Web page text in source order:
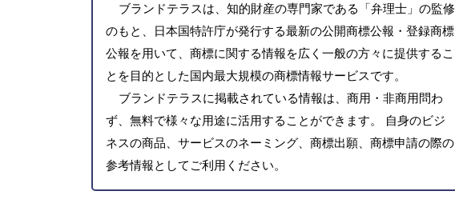
ブランドテラスは、知的財産の専門家である「弁理士」の監修
のもと、日本国特許庁が発行する最新の公開商標公報・登録商標
公報を用いて、商標に関する情報を広く一般の方々に提供するこ
とを目的とした国内最大規模の商標情報サービスです。
ブランドテラスに掲載されている情報は、商用・非商用問わ
ず、無料で様々な用途に活用することができます。 自身のビジ
ネスの商品、サービスのネーミング、商標出願、商標申請の際の
参考情報としてご利用ください。